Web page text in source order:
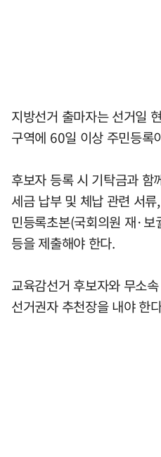
지방선거 출마자는 선거일
구역에 60일 이상 주민등록
후보자 등록 시 기탁금과
세금 납부 및 체납 관련 서
민등록초본(국회의원 재·
등을 제출해야 한다.
교육감선거 후보자와 무소
선거권자 추천장을 내야 한